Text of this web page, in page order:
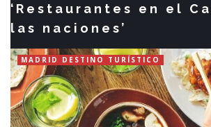
‘Restaurantes en el
las naciones’
MADRID DESTINO TURÍSTICO